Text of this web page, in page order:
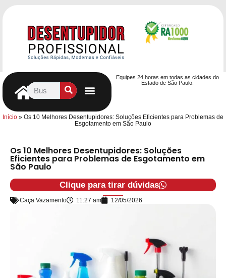
Equipes 24 horas em todas as cidades do
Estado de São Paulo.
Início » Os 10 Melhores Desentupidores: Soluções Eficientes para Problemas de
Esgotamento em São Paulo
Os 10 Melhores Desentupidores: Soluções
Eficientes para Problemas de Esgotamento em
São Paulo
Clique para tirar dúvidas
Caça Vazamento 11:27 am 12/05/2026